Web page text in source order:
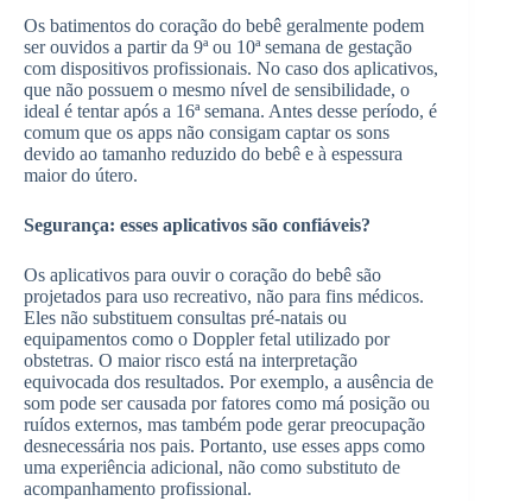
Os batimentos do coração do bebê geralmente podem
ser ouvidos a partir da 9ª ou 10ª semana de gestação
com dispositivos profissionais. No caso dos aplicativos,
que não possuem o mesmo nível de sensibilidade, o
ideal é tentar após a 16ª semana. Antes desse período, é
comum que os apps não consigam captar os sons
devido ao tamanho reduzido do bebê e à espessura
maior do útero.
Segurança: esses aplicativos são confiáveis?
Os aplicativos para ouvir o coração do bebê são
projetados para uso recreativo, não para fins médicos.
Eles não substituem consultas pré-natais ou
equipamentos como o Doppler fetal utilizado por
obstetras. O maior risco está na interpretação
equivocada dos resultados. Por exemplo, a ausência de
som pode ser causada por fatores como má posição ou
ruídos externos, mas também pode gerar preocupação
desnecessária nos pais. Portanto, use esses apps como
uma experiência adicional, não como substituto de
acompanhamento profissional.